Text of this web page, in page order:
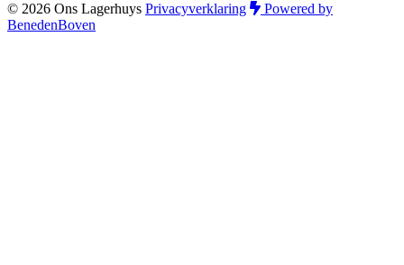
© 2026 Ons Lagerhuys Privacyverklaring
Powered by
BenedenBoven